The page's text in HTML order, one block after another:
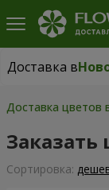
Доставка в
Доставка в
Доставка цветов
Cортировка: